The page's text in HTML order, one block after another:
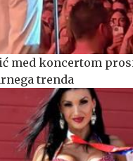
med koncertom
trenda